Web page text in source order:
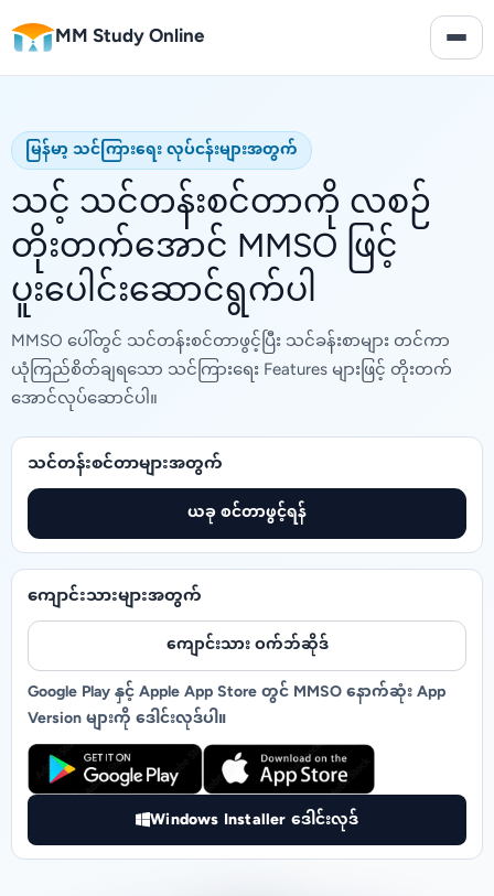
MM Study Online
မြန်မာ့ သင်ကြားရေး လုပ်ငန်းများအတွက်
သင့် သင်တန်းစင်တာကို လစဉ်
တိုးတက်အောင် MMSO ဖြင့်
ပူးပေါင်းဆောင်ရွက်ပါ
MMSO ပေါ်တွင် သင်တန်းစင်တာဖွင့်ပြီး သင်ခန်းစာများ တင်ကာ
ယုံကြည်စိတ်ချရသော သင်ကြားရေး Features များဖြင့် တိုးတက်
အောင်လုပ်ဆောင်ပါ။
သင်တန်းစင်တာများအတွက်
ယခု စင်တာဖွင့်ရန်
ကျောင်းသားများအတွက်
ကျောင်းသား ဝက်ဘ်ဆိုဒ်
Google Play နှင့် Apple App Store တွင် MMSO နောက်ဆုံး App
Version များကို ဒေါင်းလုဒ်ပါ။
Windows Installer ဒေါင်းလုဒ်